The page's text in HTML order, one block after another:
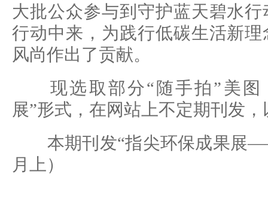
大批公众参与到守护蓝天碧水
行动中来，为践行低碳生活新
风尚作出了贡献。
现选取部分“随手拍”美图
展”形式，在网站上不定期刊发
本期刊发“指尖环保成果展
月上）